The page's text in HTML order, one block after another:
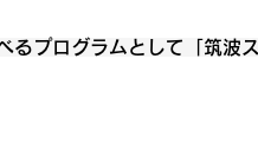
るプログラムとして「筑波